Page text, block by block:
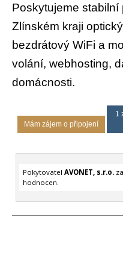
Poskytujeme
Zlínském kraji
bezdrátový WiFi a
volání, webhosting,
domácnosti.
Mám zájem o připojení
1
Pokytovatel AVONET, s.r.o.
hodnocen.